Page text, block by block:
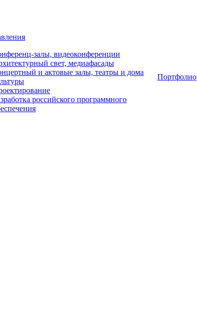
залы, видеоконференции
свет, медиафасады
и актовые залы, театры и дома
российского программного
Портфолио